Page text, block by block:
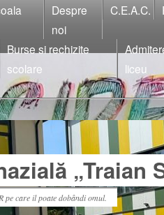
Despre
noi
C.E.A.C.
Burse si rechizite
scolare
liceu
„Traian
pe care il poate dobândi omul.